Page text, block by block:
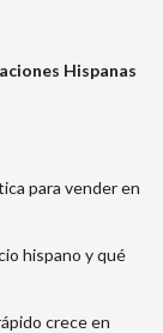
Hispanas
para vender en
hispano y qué
crece en